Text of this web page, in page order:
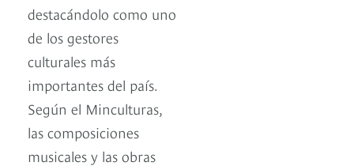
destacándolo como uno
de los gestores
culturales más
importantes del país.
Según el Minculturas,
las composiciones
musicales y las obras